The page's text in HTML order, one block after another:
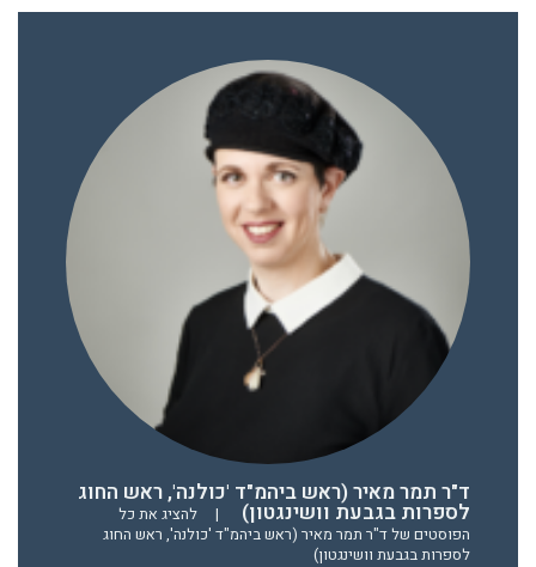
ד"ר תמר מאיר (ראש ביהמ"ד 'כולנה', ראש החוג
לספרות בגבעת וושינגטון) |
להציג את כל
הפוסטים של ד"ר תמר מאיר (ראש ביהמ"ד 'כולנה', ראש החוג
לספרות בגבעת וושינגטון)